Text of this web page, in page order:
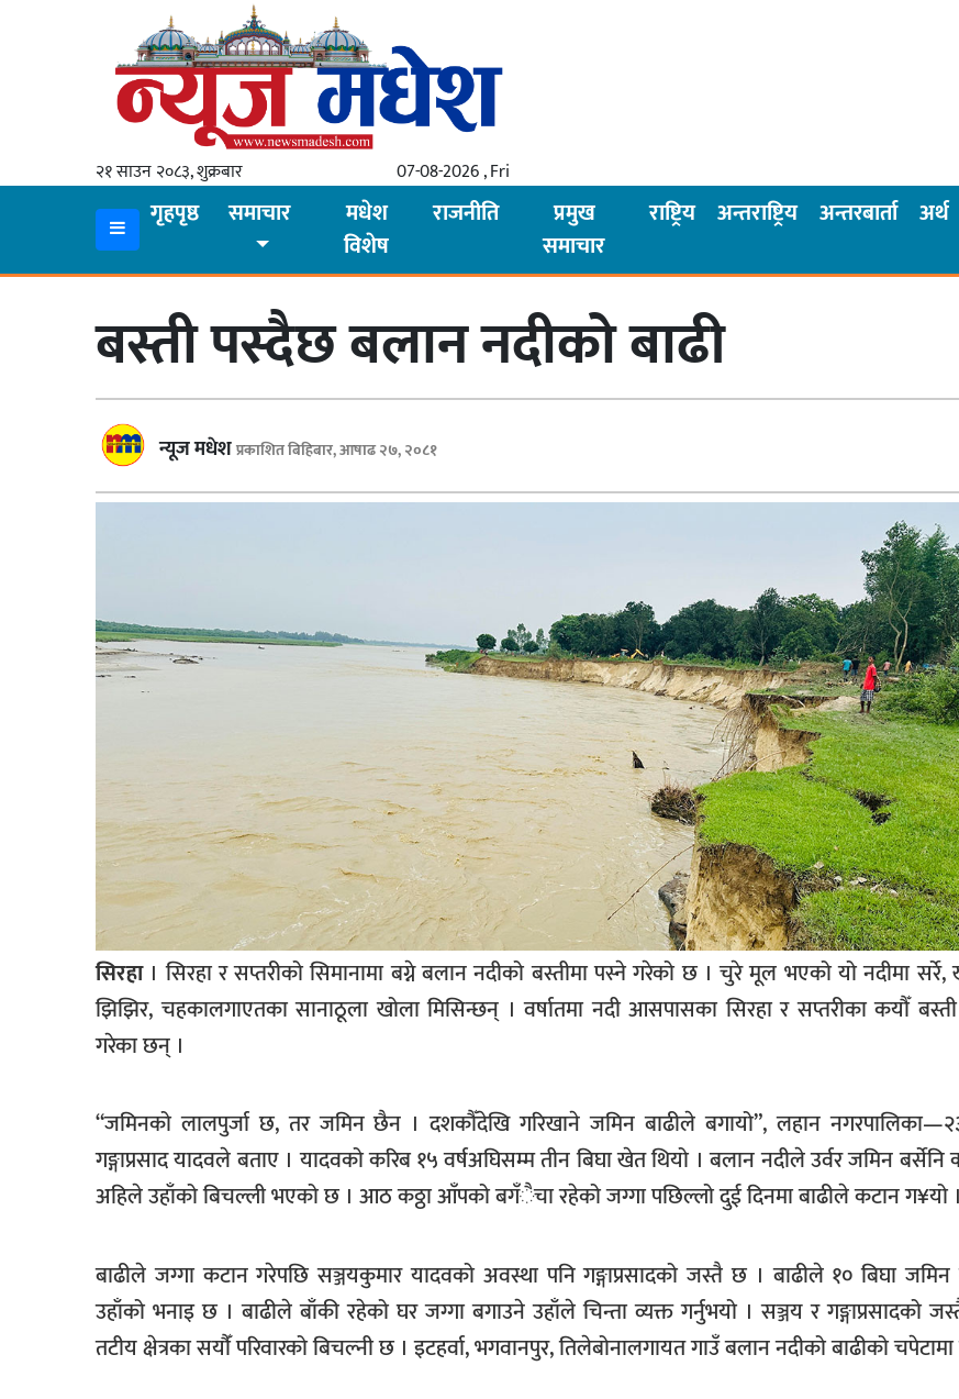
२१ साउन २०८३, शुक्रबार 07-08-2026 , Fri
गृहपृष्ठ समाचार
मधेश
विशेष
राजनीति
प्रमुख
समाचार
राष्ट्रिय अन्तराष्ट्रिय अन्तरबार्ता अर्थ
अन्तराष्ट्रिय
बस्ती पस्दैछ बलान नदीको बाढी
न्यूज मधेशप्रकाशित बिहिबार, आषाढ २७, २०८१
सिरहा। सिरहा र सप्तरीको सिमानामा बग्ने बलान नदीको बस्तीमा पस्ने गरेको छ । चुरे मूल भएको यो नदीमा सर्रे,
झिझिर, चहकालगाएतका सानाठूला खोला मिसिन्छन् । वर्षातमा नदी आसपासका सिरहा र सप्तरीका कयौँ बस्ती
गरेका छन् ।
“जमिनको लालपुर्जा छ, तर जमिन छैन । दशकौँदेखि गरिखाने जमिन बाढीले बगायो”, लहान
गङ्गाप्रसाद यादवले बताए । यादवको करिब १५ वर्षअघिसम्म तीन बिघा खेत थियो । बलान नदीले उर्वर जमिन
अहिले उहाँको बिचल्ली भएको छ । आठ कठ्ठा आँपको बगँैचा रहेको जग्गा पछिल्लो दुई दिनमा बाढीले कटान ग¥यो ।
बाढीले जग्गा कटान गरेपछि सञ्जयकुमार यादवको अवस्था पनि गङ्गाप्रसादको जस्तै छ । बाढीले १० बिघा
उहाँको भनाइ छ । बाढीले बाँकी रहेको घर जग्गा बगाउने उहाँले चिन्ता व्यक्त गर्नुभयो । सञ्जय र गङ्गाप्रसादको
तटीय क्षेत्रका सयौँं परिवारको बिचल्नी छ । इटहर्वा, भगवानपुर, तिलेबोनालगायत गाउँ बलान नदीको बाढीको